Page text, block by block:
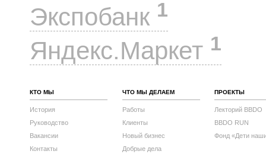
Экспобанк 1
Яндекс.Маркет 1
КТО МЫ
История
Руководство
Вакансии
Контакты
ЧТО МЫ ДЕЛАЕМ
Работы
Клиенты
Новый бизнес
Добрые дела
ПРОЕКТЫ
Лекторий BBDO
BBDO RUN
Фонд «Дети